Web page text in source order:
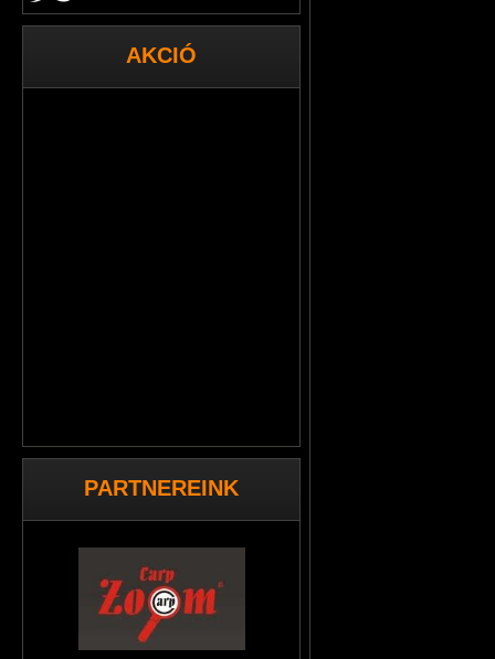
AKCIÓ
PARTNEREINK